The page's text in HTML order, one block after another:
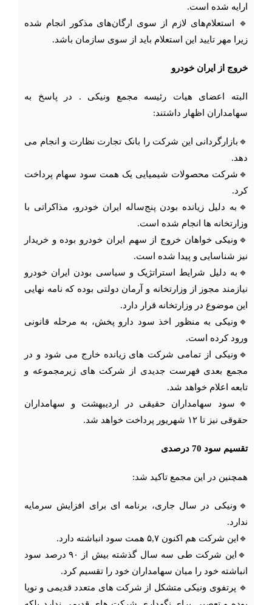
ارایه شده است.
🔹 استعلام‌های لازم از سوی ارگان‌های مذکور انجام شده
زیرا مهر تایید این استعلام باید از سوی سازمان باشد.
خروج از ایران خودرو
البته اعضای هیات رئیسه مجمع ونیکی . در پاسخ به
سهامداران اظهار داشتند:
🔹بازارگردانی این شرکت را بانک تجارت نظارت و انجام می
دهد.
🔹شرکت محصولات شیمیایی یک همت سود سهام پرداخت
کرد.
🔹به دلیل زیانده بودن پنج‌ساله ایران خودرو، مذاکراتی با
وزارتخانه ها انجام شده است.
🔹ونیکی خواهان خروج از سهم ایران خودرو بوده و خریدار
نیز شناسایی و پیدا شده است.
🔹به دلیل شرایط استراتژیک و سیاسی بودن ایران خودرو
نیازمند مجوز از وزارتخانه و آرمان دولتی بوده که نامه نهایی
این موضوع در وزارتخانه قرار دارد.
🔹ونیکی به منظور اخذ سود دارو پخش، به مرحله قانونی
ورود کرده است.
🔹ونیکی از تمامی شرکت های زیانده خارج می شود و در
مجمع بعدی فهرست جدیدی از شرکت های زیرمجموعه و
تابعه اعلام خواهد شد.
🔹سود سهامداران حقیقی در اردیبهشت و سهامداران
حقوقی نیز تا ۱۲ شهریور پرداخت خواهد شد‌.
تقسیم سود 70 درصدی
همچنین در این مجمع تاکید شد:
🔹ونیکی در سال جاری، برنامه ای برای افزایش سرمایه
ندارد.
🔹این شرکت هم اکنون ۵,۷ همت سود انباشته دارد.
🔹این شرکت طی سه سال گذشته بیش از ۹۰ درصد سود
انباشته خود را میان سهامداران خود را تقسیم کرد.
🔹 پرتفوی ونیکی متشکل از شرکت های متعدد قدیمی و نوپا